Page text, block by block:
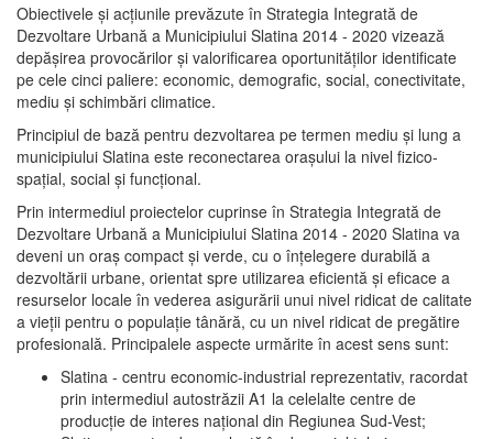
Obiectivele şi acţiunile prevăzute în Strategia Integrată de
Dezvoltare Urbană a Municipiului Slatina 2014 - 2020 vizează
depășirea provocărilor şi valorificarea oportunităţilor identificate
pe cele cinci paliere: economic, demografic, social, conectivitate,
mediu şi schimbări climatice.
Principiul de bază pentru dezvoltarea pe termen mediu şi lung a
municipiului Slatina este reconectarea oraşului la nivel fizico-
spaţial, social şi funcţional.
Prin intermediul proiectelor cuprinse în Strategia Integrată de
Dezvoltare Urbană a Municipiului Slatina 2014 - 2020 Slatina va
deveni un oraş compact şi verde, cu o înţelegere durabilă a
dezvoltării urbane, orientat spre utilizarea eficientă şi eficace a
resurselor locale în vederea asigurării unui nivel ridicat de calitate
a vieţii pentru o populaţie tânără, cu un nivel ridicat de pregătire
profesională. Principalele aspecte urmărite în acest sens sunt:
Slatina - centru economic-industrial reprezentativ, racordat
prin intermediul autostrăzii A1 la celelalte centre de
producţie de interes naţional din Regiunea Sud-Vest;